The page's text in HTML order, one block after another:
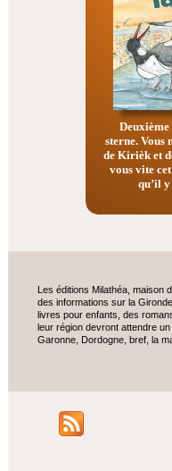
Les éditions Milathéa, maison
des informations sur la
livres pour enfants, des
leur région devront attendre
Garonne, Dordogne, bref, la
sterne. Vous
de Kirièk et
vous vite
qu’il